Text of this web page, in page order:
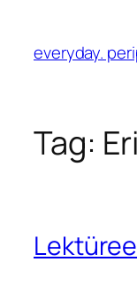
content
everyday.
Tag: